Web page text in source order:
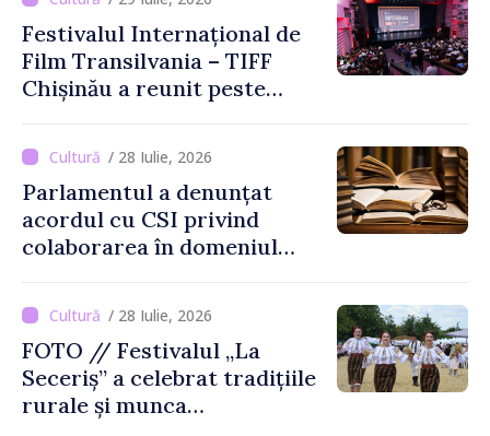
Festivalul Internațional de
Film Transilvania – TIFF
Chișinău a reunit peste
de-a șasea ediție
/ 28 Iulie, 2026
Parlamentul a denunțat
acordul cu CSI privind
colaborarea în domeniul
/ 28 Iulie, 2026
FOTO // Festivalul „La
Seceriș” a celebrat tradițiile
rurale și munca